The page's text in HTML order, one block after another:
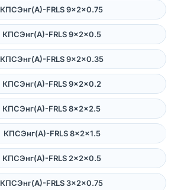
КПСЭнг(А)-FRLS 9×2×0.75
КПСЭнг(А)-FRLS 9×2×0.5
КПСЭнг(А)-FRLS 9×2×0.35
КПСЭнг(А)-FRLS 9×2×0.2
КПСЭнг(А)-FRLS 8×2×2.5
КПСЭнг(А)-FRLS 8×2×1.5
КПСЭнг(А)-FRLS 2×2×0.5
КПСЭнг(А)-FRLS 3×2×0.75